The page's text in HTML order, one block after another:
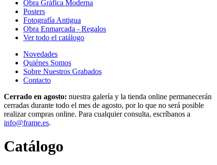
Obra Gráfica Moderna
Posters
Fotografía Antigua
Obra Enmarcada - Regalos
Ver todo el catálogo
Novedades
Quiénes Somos
Sobre Nuestros Grabados
Contacto
Cerrado en agosto: nuestra galería y la tienda online permanecerán
cerradas durante todo el mes de agosto, por lo que no será posible
realizar compras online. Para cualquier consulta, escríbanos a
info@frame.es.
Catálogo